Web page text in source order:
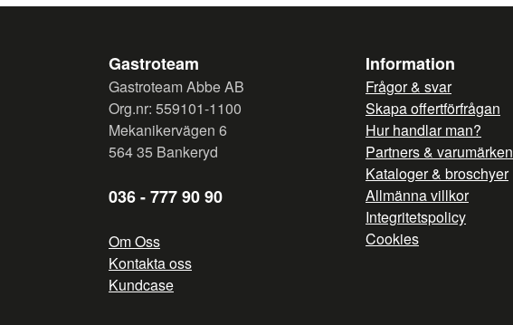
Gastroteam
Gastroteam Abbe AB
Org.nr: 559101-1100
Mekanikervägen 6
564 35 Bankeryd
036 - 777 90 90
Om Oss
Kontakta oss
Kundcase
Information
Frågor & svar
Skapa offertförfrågan
Hur handlar man?
Partners & varumärken
Kataloger & broschyer
Allmänna villkor
Integritetspolicy
Cookies